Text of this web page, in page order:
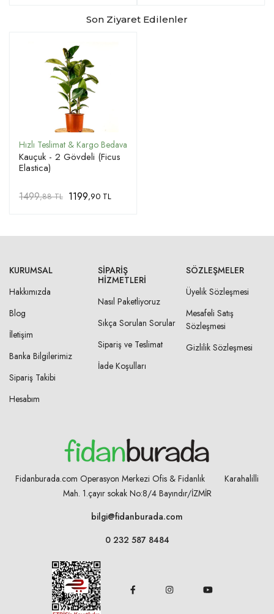
Son Ziyaret Edilenler
Kauçuk - 2 Gövdeli (Ficus
Elastica)
1499,88 TL 1199,90 TL
KURUMSAL
Hakkımızda
Blog
İletişim
Banka Bilgilerimiz
Sipariş Takibi
Hesabım
SIPARIŞ
HIZMETLERI
Nasıl Paketliyoruz
Sıkça Sorulan Sorular
Sipariş ve Teslimat
İade Koşulları
SÖZLEŞMELER
Üyelik Sözleşmesi
Mesafeli Satış
Sözleşmesi
Gizlilik Sözleşmesi
Fidanburada.com Operasyon Merkezi Ofis & Fidanlık Karahalilli
Mah. 1.çayır sokak No:8/4 Bayındır/İZMİR
bilgi@fidanburada.com
0 232 587 8484